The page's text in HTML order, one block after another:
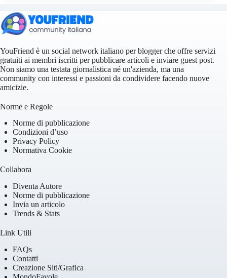
YouFriend è un social network italiano per blogger che offre servizi
gratuiti ai membri iscritti per pubblicare articoli e inviare guest post.
Non siamo una testata giornalistica né un'azienda, ma una
community con interessi e passioni da condividere facendo nuove
amicizie.
Norme e Regole
Norme di pubblicazione
Condizioni d’uso
Privacy Policy
Normativa Cookie
Collabora
Diventa Autore
Norme di pubblicazione
Invia un articolo
Trends & Stats
Link Utili
FAQs
Contatti
Creazione Siti/Grafica